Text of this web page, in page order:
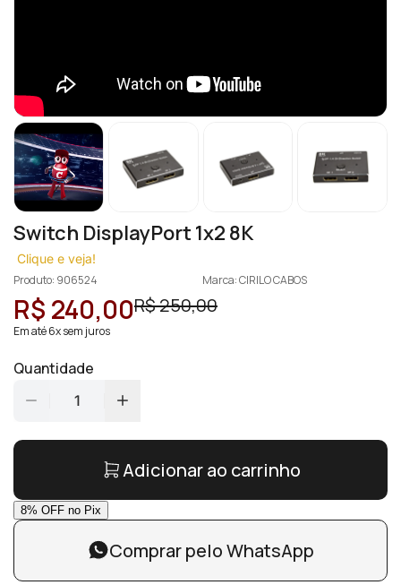
Switch DisplayPort 1x2 8K
Clique e veja!
Produto: 906524
Marca: CIRILO CABOS
R$ 240,00R$ 250,00
Em até 6x sem juros
Quantidade
1
Adicionar ao carrinho
Comprar pelo WhatsApp